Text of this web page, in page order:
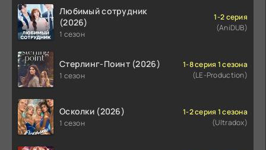
Любимый сотрудник
(2026)
1 сезон
1-2 серия
(AniDUB)
Стерлинг-Поинт (2026)
1 сезон
1-8 серия 1 сезона
(LE-Production)
Осколки (2026)
1 сезон
1-2 серия 1 сезона
(Ultradox)